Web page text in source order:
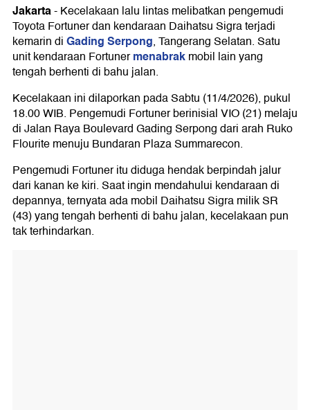
Jakarta-Kecelakaan lalu lintas melibatkan pengemudi
Toyota Fortuner dan kendaraan Daihatsu Sigra terjadi
kemarin diGading Serpong, Tangerang Selatan. Satu
unit kendaraan Fortunermenabrakmobil lain yang
tengah berhenti di bahu jalan.
Kecelakaan ini dilaporkan pada Sabtu (11/4/2026), pukul
18.00 WIB. Pengemudi Fortuner berinisial VIO (21) melaju
di Jalan Raya Boulevard Gading Serpong dari arah Ruko
Flourite menuju Bundaran Plaza Summarecon.
Pengemudi Fortuner itu diduga hendak berpindah jalur
dari kanan ke kiri. Saat ingin mendahului kendaraan di
depannya, ternyata ada mobil Daihatsu Sigra milik SR
(43) yang tengah berhenti di bahu jalan, kecelakaan pun
tak terhindarkan.